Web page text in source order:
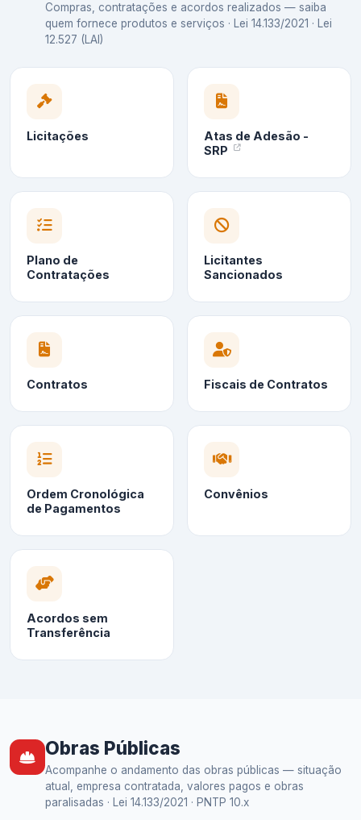
Compras, contratações e acordos realizados — saiba
quem fornece produtos e serviços · Lei 14.133/2021 · Lei
12.527 (LAI)
Licitações
Atas de Adesão -
SRP
Plano de
Contratações
Licitantes
Sancionados
Contratos Fiscais de Contratos
Ordem Cronológica
de Pagamentos
Convênios
Acordos sem
Transferência
Obras Públicas
Acompanhe o andamento das obras públicas — situação
atual, empresa contratada, valores pagos e obras
paralisadas · Lei 14.133/2021 · PNTP 10.x